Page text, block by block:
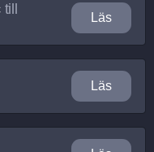
till
Läs
Läs